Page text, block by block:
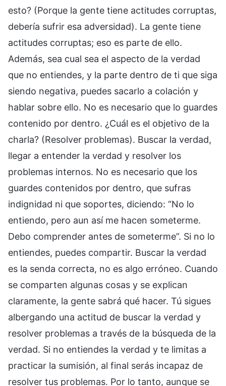
esto? (Porque la gente tiene actitudes corruptas,
debería sufrir esa adversidad). La gente tiene
actitudes corruptas; eso es parte de ello.
Además, sea cual sea el aspecto de la verdad
que no entiendes, y la parte dentro de ti que siga
siendo negativa, puedes sacarlo a colación y
hablar sobre ello. No es necesario que lo guardes
contenido por dentro. ¿Cuál es el objetivo de la
charla? (Resolver problemas). Buscar la verdad,
llegar a entender la verdad y resolver los
problemas internos. No es necesario que los
guardes contenidos por dentro, que sufras
indignidad ni que soportes, diciendo: “No lo
entiendo, pero aun así me hacen someterme.
Debo comprender antes de someterme”. Si no lo
entiendes, puedes compartir. Buscar la verdad
es la senda correcta, no es algo erróneo. Cuando
se comparten algunas cosas y se explican
claramente, la gente sabrá qué hacer. Tú sigues
albergando una actitud de buscar la verdad y
resolver problemas a través de la búsqueda de la
verdad. Si no entiendes la verdad y te limitas a
practicar la sumisión, al final serás incapaz de
resolver tus problemas. Por lo tanto, aunque se